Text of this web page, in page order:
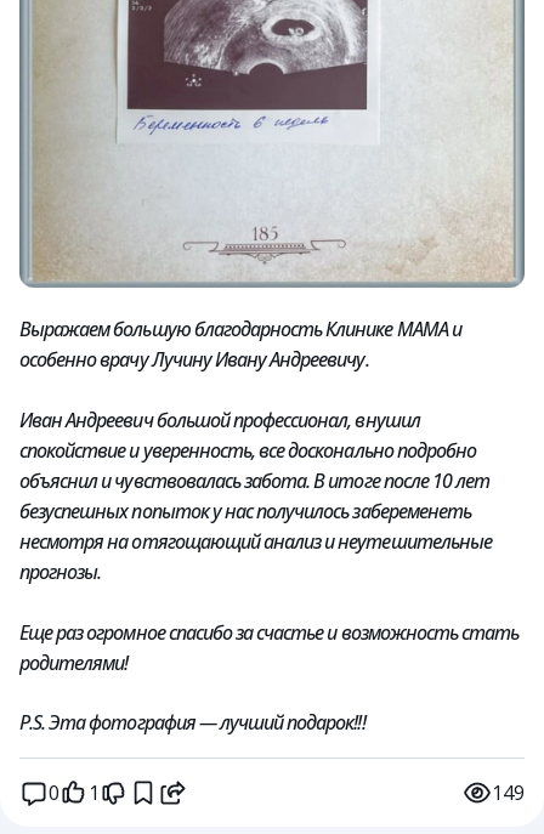
Выражаем большую благодарность Клинике МАМА и
особенно врачу Лучину Ивану Андреевичу.
Иван Андреевич большой профессионал, внушил
спокойствие и уверенность, все досконально подробно
объяснил и чувствовалась забота. В итоге после 10 лет
безуспешных попыток у нас получилось забеременеть
несмотря на отягощающий анализ и неутешительные
прогнозы.
Еще раз огромное спасибо за счастье и возможность стать
родителями!
P.S. Эта фотография — лучший подарок!!!
0 1 149